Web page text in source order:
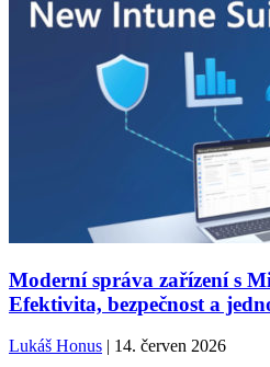
Moderní správa zařízení s
Efektivita, bezpečnost a
Lukáš Honus| 14. červen 2026